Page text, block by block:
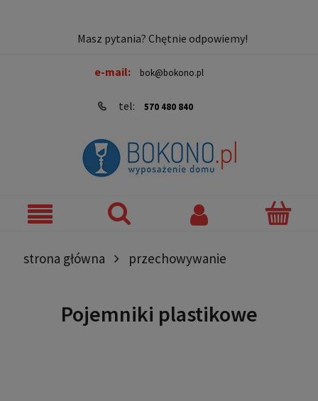
Masz pytania? Chętnie odpowiemy!
e-mail: bok@bokono.pl
tel: 570 480 840
strona główna przechowywanie
Pojemniki plastikowe